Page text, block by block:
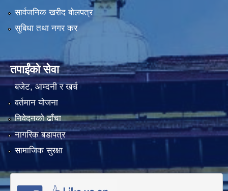
सार्वजनिक खरीद बोलपत्र
सुबिधा तथा नगर कर
तपाईंको सेवा
बजेट, आम्दनी र खर्च
वर्तमान योजना
निवेदनको ढाँचा
नागरिक बडापत्र
सामाजिक सुरक्षा